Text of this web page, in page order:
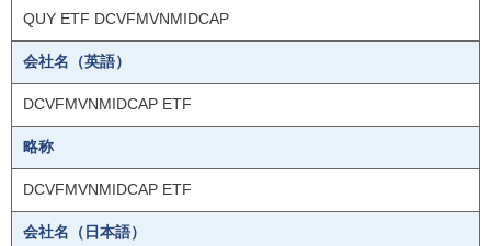
QUY ETF DCVFMVNMIDCAP
会社名（英語）
DCVFMVNMIDCAP ETF
略称
DCVFMVNMIDCAP ETF
会社名（日本語）